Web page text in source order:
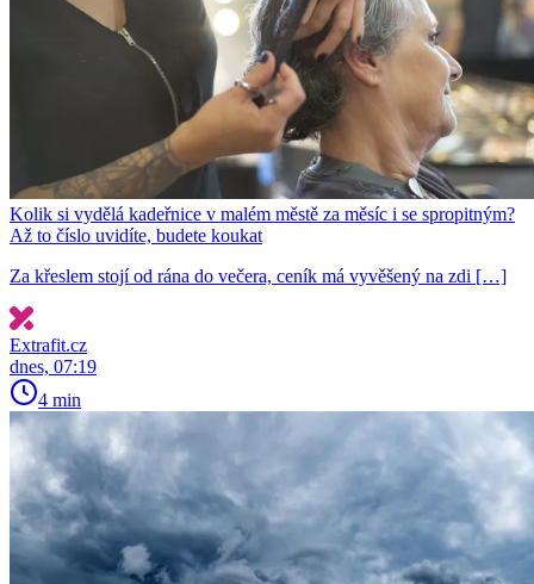
Kolik si vydělá kadeřnice v malém městě za měsíc i se spropitným?
Až to číslo uvidíte, budete koukat
Za křeslem stojí od rána do večera, ceník má vyvěšený na zdi […]
Extrafit.cz
dnes, 07:19
4 min